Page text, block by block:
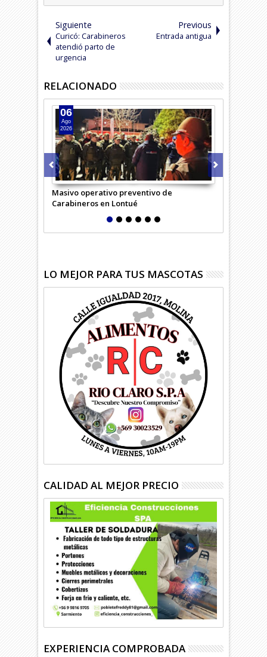
Siguiente
Curicó: Carabineros
atendió parto de
urgencia
Previous
Entrada antigua
RELACIONADO
Masivo operativo preventivo de
Carabineros en Lontué
06
Ago
2026
LO MEJOR PARA TUS MASCOTAS
CALIDAD AL MEJOR PRECIO
EXPERIENCIA COMPROBADA